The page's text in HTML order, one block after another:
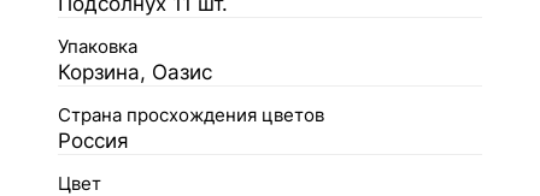
Упаковка
Корзина, Оазис
Страна просхождения цветов
Россия
Цвет